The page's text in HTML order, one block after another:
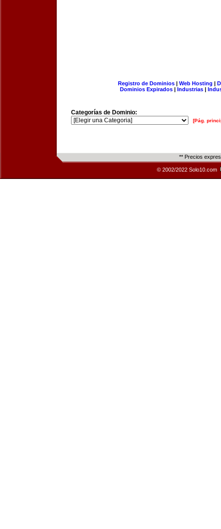
Registro de Dominios| Web Hosting |
Dominios Expirados | Industrias |
Categorías de Dominio:
[Pág.
** Precios
© 2002/2022 Solo10.com